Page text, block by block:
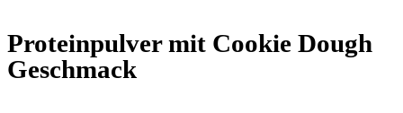
Proteinpulver mit Cookie Dough
Geschmack